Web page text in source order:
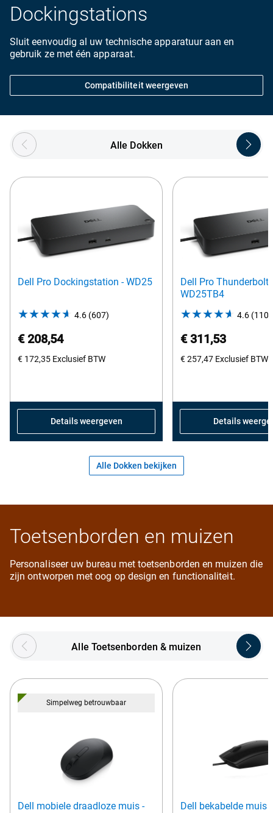
Dockingstations
Sluit eenvoudig al uw technische apparatuur aan en
gebruik ze met één apparaat.
Compatibiliteit weergeven
Alle Dokken
Showing page 1 of 3
Dell Pro Dockingstation - WD25
4.6 (607)
reviews
€ 208,54
€ 172,35 Exclusief BTW
Details weergeven
Dell Pro Thunderbolt
WD25TB4
4.6 (110)
€ 311,53
€ 257,47 Exclusief BTW
Details
Alle Dokken bekijken
Toetsenborden en muizen
Personaliseer uw bureau met toetsenborden en muizen die
zijn ontworpen met oog op design en functionaliteit.
Alle Toetsenborden & muizen
Showing page 1 of 5
Simpelweg betrouwbaar
Dell mobiele draadloze muis -
Dell bekabelde muis